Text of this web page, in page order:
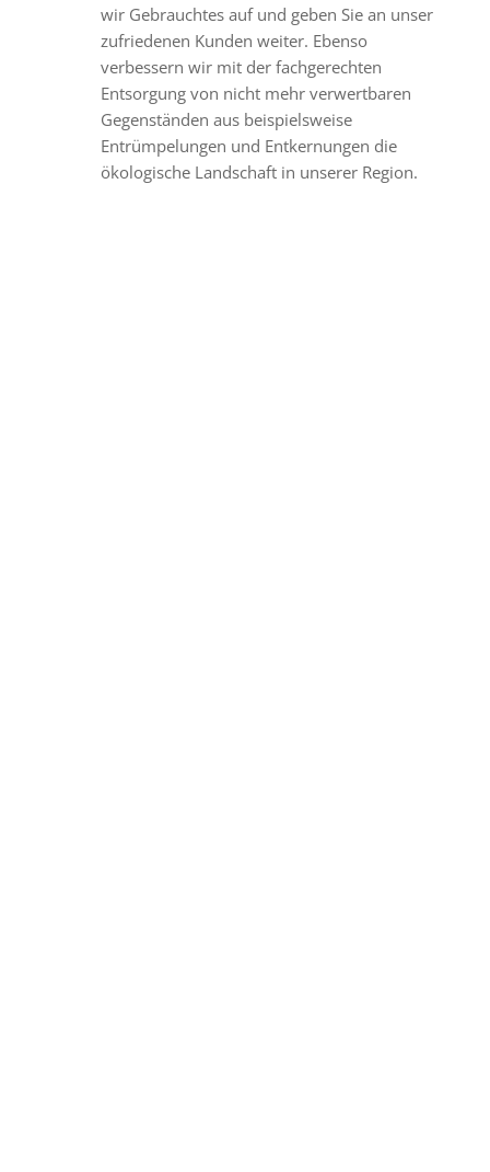
wir Gebrauchtes auf und geben Sie an unser
zufriedenen Kunden weiter. Ebenso
verbessern wir mit der fachgerechten
Entsorgung von nicht mehr verwertbaren
Gegenständen aus beispielsweise
Entrümpelungen und Entkernungen die
ökologische Landschaft in unserer Region.